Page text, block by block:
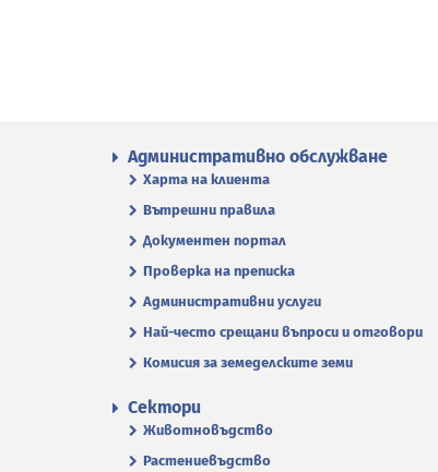
Административно обслужване
Харта на клиента
Вътрешни правила
Документен портал
Проверка на преписка
Административни услуги
Най-често срещани въпроси и отговори
Комисия за земеделските земи
Сектори
Животновъдство
Растениевъдство